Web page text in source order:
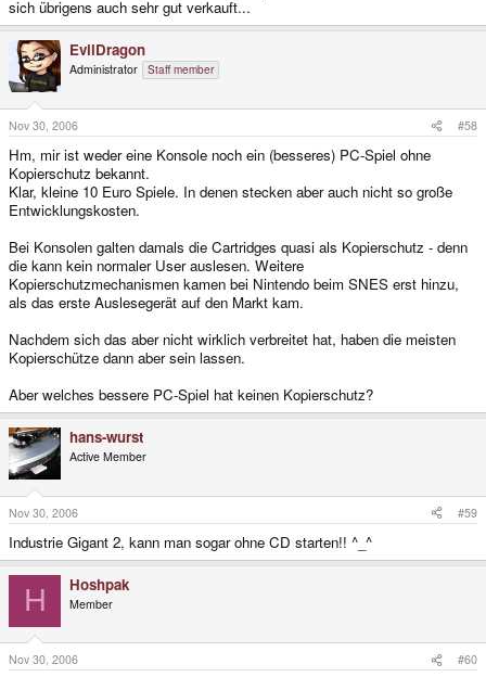
sich übrigens auch sehr gut verkauft...
EvilDragon
Administrator Staff member
Nov 30, 2006 #58
Hm, mir ist weder eine Konsole noch ein (besseres) PC-Spiel ohne
Kopierschutz bekannt.
Klar, kleine 10 Euro Spiele. In denen stecken aber auch nicht so große
Entwicklungskosten.
Bei Konsolen galten damals die Cartridges quasi als Kopierschutz - denn
die kann kein normaler User auslesen. Weitere
Kopierschutzmechanismen kamen bei Nintendo beim SNES erst hinzu,
als das erste Auslesegerät auf den Markt kam.
Nachdem sich das aber nicht wirklich verbreitet hat, haben die meisten
Kopierschütze dann aber sein lassen.
Aber welches bessere PC-Spiel hat keinen Kopierschutz?
hans-wurst
Active Member
Nov 30, 2006 #59
Industrie Gigant 2, kann man sogar ohne CD starten!! ^_^
H Hoshpak
Member
Nov 30, 2006 #60